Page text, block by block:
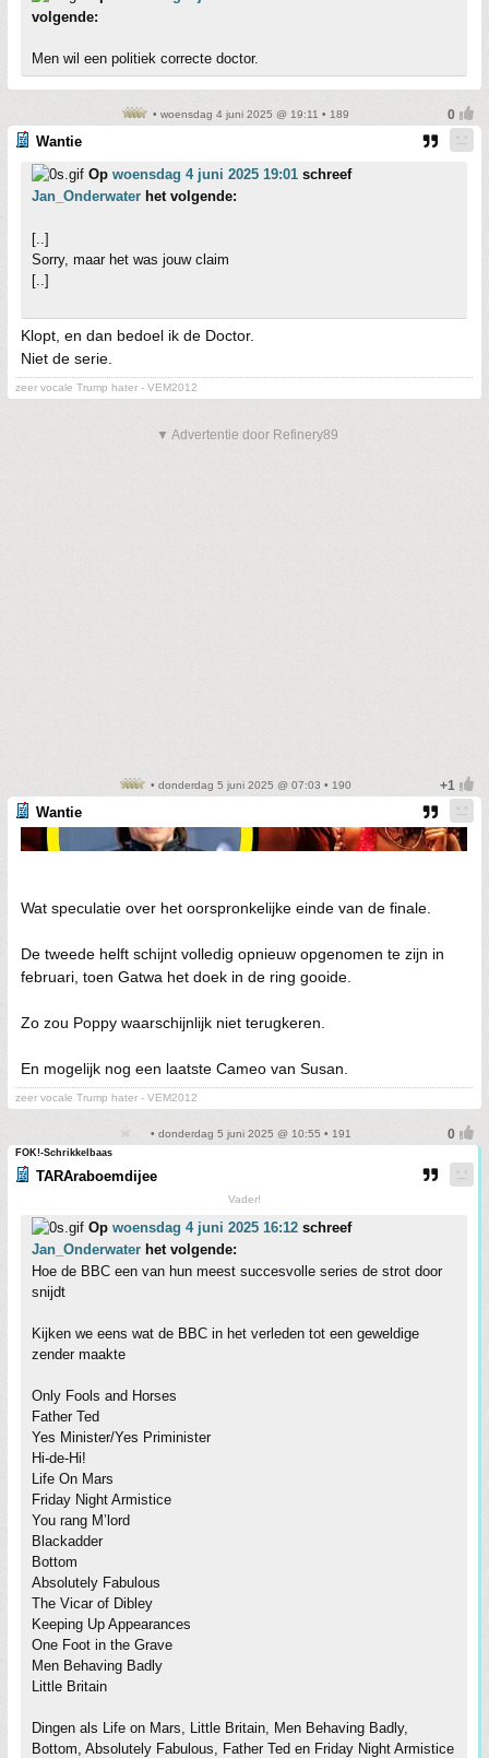
volgende:
Men wil een politiek correcte doctor.
• woensdag 4 juni 2025 @ 19:11 • 189
Wantie
Op woensdag 4 juni 2025 19:01 schreef
Jan_Onderwater het volgende:
[..]
Sorry, maar het was jouw claim
[..]
Klopt, en dan bedoel ik de Doctor.
Niet de serie.
zeer vocale Trump hater - VEM2012
▼ Advertentie door Refinery89
• donderdag 5 juni 2025 @ 07:03 • 190
Wantie
Wat speculatie over het oorspronkelijke einde van de finale.
De tweede helft schijnt volledig opnieuw opgenomen te zijn in
februari, toen Gatwa het doek in de ring gooide.
Zo zou Poppy waarschijnlijk niet terugkeren.
En mogelijk nog een laatste Cameo van Susan.
zeer vocale Trump hater - VEM2012
• donderdag 5 juni 2025 @ 10:55 • 191
FOK!-Schrikkelbaas
TARAraboemdijee
Vader!
Op woensdag 4 juni 2025 16:12 schreef
Jan_Onderwater het volgende:
Hoe de BBC een van hun meest succesvolle series de strot door
snijdt
Kijken we eens wat de BBC in het verleden tot een geweldige
zender maakte
Only Fools and Horses
Father Ted
Yes Minister/Yes Priminister
Hi-de-Hi!
Life On Mars
Friday Night Armistice
You rang M’lord
Blackadder
Bottom
Absolutely Fabulous
The Vicar of Dibley
Keeping Up Appearances
One Foot in the Grave
Men Behaving Badly
Little Britain
Dingen als Life on Mars, Little Britain, Men Behaving Badly,
Bottom, Absolutely Fabulous, Father Ted en Friday Night Armistice